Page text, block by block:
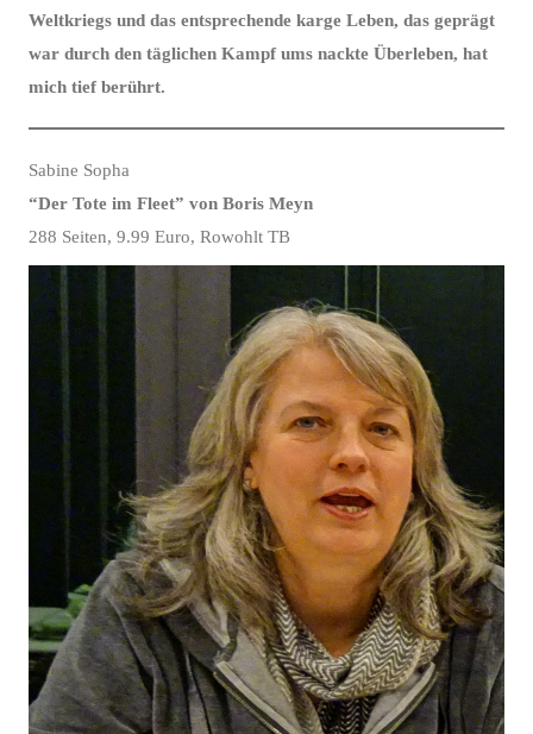
Weltkriegs und das entsprechende karge Leben, das geprägt
war durch den täglichen Kampf ums nackte Überleben, hat
mich tief berührt.
Sabine Sopha
“Der Tote im Fleet” von Boris Meyn
288 Seiten, 9.99 Euro, Rowohlt TB